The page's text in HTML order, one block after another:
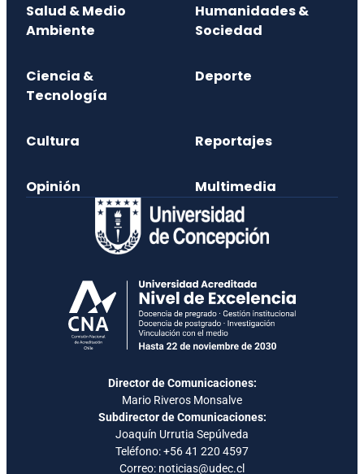
Salud & Medio
Ambiente
Humanidades &
Sociedad
Ciencia &
Tecnología
Deporte
Cultura Reportajes
Opinión Multimedia
Director de Comunicaciones:
Mario Riveros Monsalve
Subdirector de Comunicaciones:
Joaquín Urrutia Sepúlveda
Teléfono:+56 41 220 4597
Correo: noticias@udec.cl